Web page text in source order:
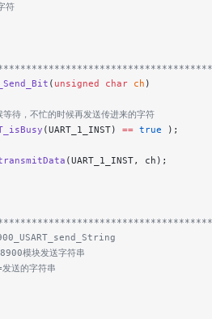
符
( unsigned char ch )
待，不忙的时候再发送传进来的字符
(UART_1_INST) == true );
(UART_1_INST, ch);
模块发送字符串
送的字符串